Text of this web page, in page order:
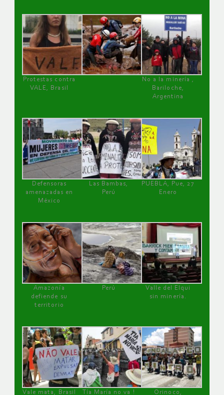
Protestas contra
VALE, Brasil
No a la minería ,
Bariloche,
Argentina
Defensoras
amenazadas en
México
Las Bambas,
Perú
PUEBLA, Pue, 27
Enero
Amazonía
defiende su
territorio
Perú
Valle del Elqui
sin minería.
Vale mata, Brasil Tía María no va ! Orinoco,